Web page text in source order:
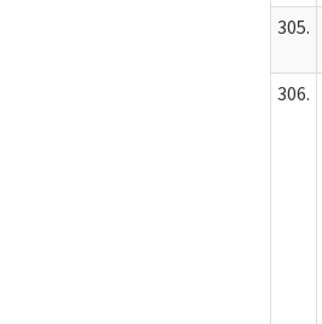
305.
306.